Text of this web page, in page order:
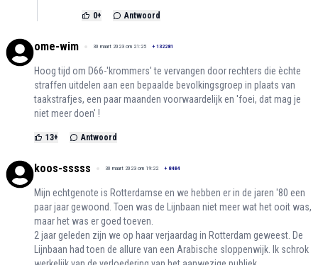
0+ Antwoord
ome-wim 30 maart 2023 om 21:25 + 132281
Hoog tijd om D66-'krommers' te vervangen door rechters die èchte
straffen uitdelen aan een bepaalde bevolkingsgroep in plaats van
taakstrafjes, een paar maanden voorwaardelijk en 'foei, dat mag je
niet meer doen' !
13+ Antwoord
koos-sssss 30 maart 2023 om 19:22 + 8484
Mijn echtgenote is Rotterdamse en we hebben er in de jaren '80 een
paar jaar gewoond. Toen was de Lijnbaan niet meer wat het ooit was,
maar het was er goed toeven.
2 jaar geleden zijn we op haar verjaardag in Rotterdam geweest. De
Lijnbaan had toen de allure van een Arabische sloppenwijk. Ik schrok